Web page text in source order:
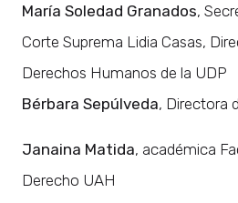
María Soledad Granados,
Corte Suprema Lidia Casas,
Derechos Humanos de la UDP
Bérbara Sepúlveda, Directora
Janaina Matida, académica
Derecho UAH